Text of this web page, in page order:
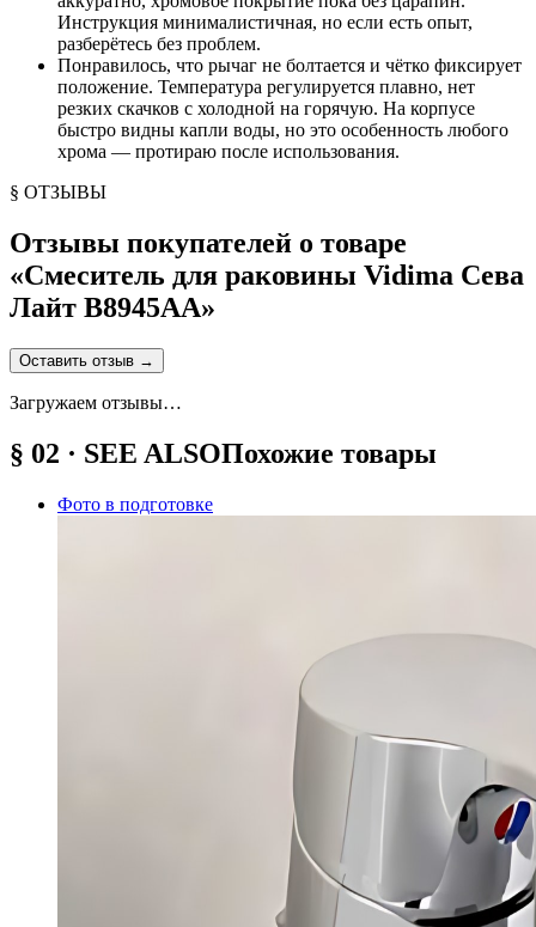
Инструкция минималистичная, но если есть опыт,
разберётесь без проблем.
Понравилось, что рычаг не болтается и чётко фиксирует
положение. Температура регулируется плавно, нет
резких скачков с холодной на горячую. На корпусе
быстро видны капли воды, но это особенность любого
хрома — протираю после использования.
§ ОТЗЫВЫ
Отзывы покупателей о товаре
«Смеситель для раковины Vidima Сева
Лайт B8945AA»
Оставить отзыв →
Загружаем отзывы…
§ 02 · SEE ALSOПохожие товары
Фото в подготовке